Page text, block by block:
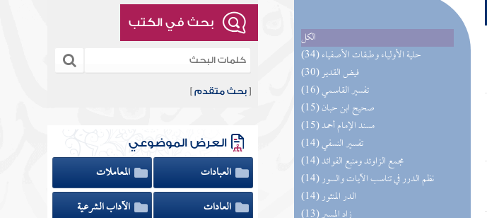
الكل
(34) حلية الأولياء وطبقات الأصفياء
(30) فيض القدير
(16) تفسير القاسمي
(15) صحيح ابن حبان
(15) مسند الإمام أحمد
(14) تفسير النسفي
(14) مجمع الزاوئد ومنبع الفوائد
(14) نظم الدرر في تناسب الآيات والسور
(14) الدر المنثور
بحث في الكتب
[بحث متقدم ]
العرض الموضوعي
العبادات
المعاملات
العادات
الآداب الشرعية